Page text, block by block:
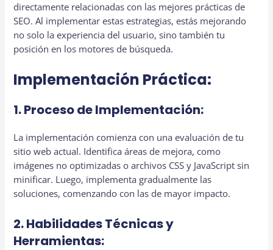
directamente relacionadas con las mejores prácticas de
SEO. Al implementar estas estrategias, estás mejorando
no solo la experiencia del usuario, sino también tu
posición en los motores de búsqueda.
Implementación Práctica:
1. Proceso de Implementación:
La implementación comienza con una evaluación de tu
sitio web actual. Identifica áreas de mejora, como
imágenes no optimizadas o archivos CSS y JavaScript sin
minificar. Luego, implementa gradualmente las
soluciones, comenzando con las de mayor impacto.
2. Habilidades Técnicas y
Herramientas: